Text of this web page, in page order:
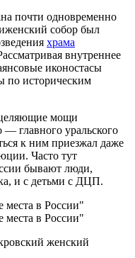
почти одновременно
собор был
храма
внутреннее
иконостасы
по историческим
мощи
главного уральского
к ним приезжал даже
Часто тут
бывают люди,
и с детьми с ДЦП.
женский